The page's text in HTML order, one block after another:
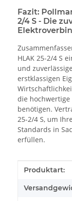
Fazit:
2/4 S - Die
HLAK 25-2/4 S
und
erstklassigen
die
benötigen.
25-2/4 S, um
Standards in
erfüllen.
Wert
Produktart: